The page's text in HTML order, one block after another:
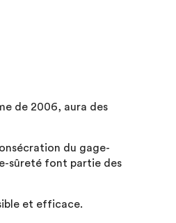
de 2006, aura des
du gage-
sûreté font partie des
et efficace.